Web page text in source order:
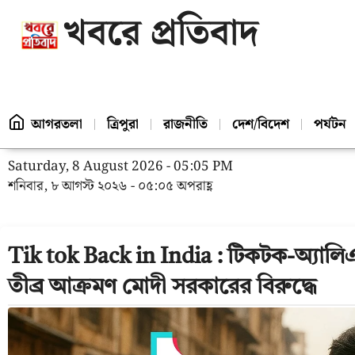
খবরে প্রতিবাদ
আগরতলা ত্রিপুরা রাজনীতি দেশ/বিদেশ পর্যটন
Saturday, 8 August 2026 - 05:05 PM
শনিবার, ৮ আগস্ট ২০২৬ - ০৫:০৫ অপরাহ্ণ
Tik tok Back in India : টিকটক-
তীব্র আক্রমণ মোদী সরকারের বিরুদ্ধে